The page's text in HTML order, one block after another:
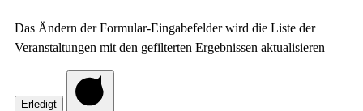
Das Ändern der Formular-Eingabefelder wird die Liste der
Veranstaltungen mit den gefilterten Ergebnissen aktualisieren
Erledigt